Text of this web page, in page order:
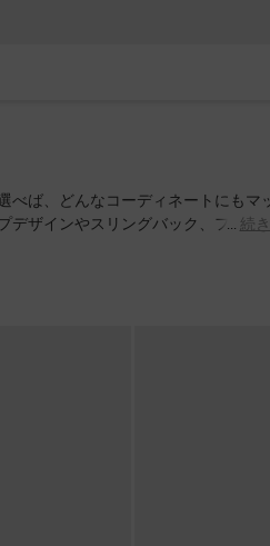
べば、どんなコーディネートにもマ
デザインやスリングバック、フラッ
続